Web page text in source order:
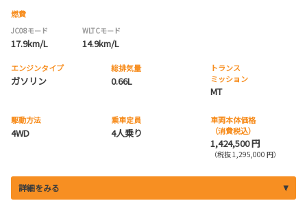
燃費
JC08モード
17.9km/L
WLTCモード
14.9km/L
エンジンタイプ
ガソリン
総排気量
0.66L
トランス
ミッション
MT
駆動方法
4WD
乗車定員
4人乗り
車両本体価格
（消費税込）
1,424,500 円
（税抜 1,295,000 円）
詳細をみる